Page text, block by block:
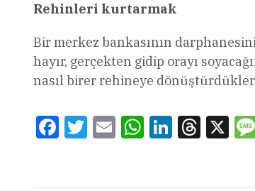
Rehinleri kurtarmak
Bir merkez bankasının
hayır, gerçekten gidip orayı
nasıl birer rehineye
FacebookTwitterEmail WhatsAppLinkedInThreads
X